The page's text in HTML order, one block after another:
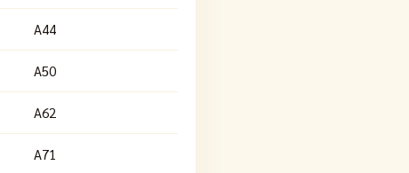
A44
A50
A62
A71